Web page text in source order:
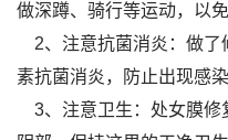
做深蹲、骑行等运动，以
2、注意抗菌消炎：做了
素抗菌消炎，防止出现感
3、注意卫生：处女膜修